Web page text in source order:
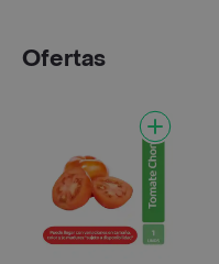
Ofertas